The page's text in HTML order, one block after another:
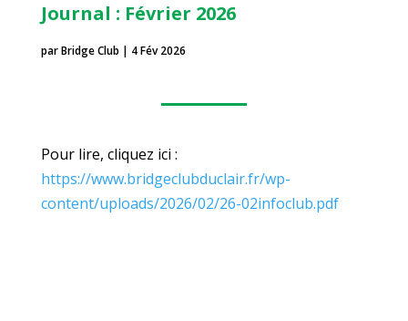
Journal : Février 2026
parBridge Club | 4 Fév 2026
Pour lire, cliquez ici :
https://www.bridgeclubduclair.fr/wp-
content/uploads/2026/02/26-02infoclub.pdf